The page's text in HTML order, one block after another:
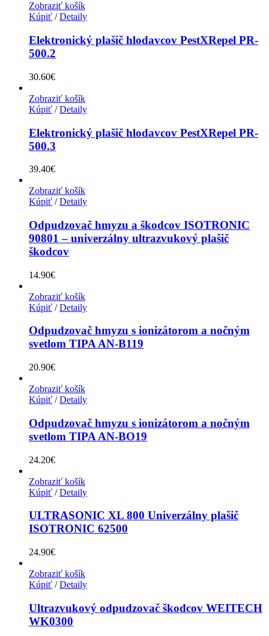
Zobraziť košík
Kúpiť / Detaily
Elektronický plašič hlodavcov PestXRepel PR-
500.2
30.60€
Zobraziť košík
Kúpiť / Detaily
Elektronický plašič hlodavcov PestXRepel PR-
500.3
39.40€
Zobraziť košík
Kúpiť / Detaily
Odpudzovač hmyzu a škodcov ISOTRONIC
90801 – univerzálny ultrazvukový plašič
škodcov
14.90€
Zobraziť košík
Kúpiť / Detaily
Odpudzovač hmyzu s ionizátorom a nočným
svetlom TIPA AN-B119
20.90€
Zobraziť košík
Kúpiť / Detaily
Odpudzovač hmyzu s ionizátorom a nočným
svetlom TIPA AN-BO19
24.20€
Zobraziť košík
Kúpiť / Detaily
ULTRASONIC XL 800 Univerzálny plašič
ISOTRONIC 62500
24.90€
Zobraziť košík
Kúpiť / Detaily
Ultrazvukový odpudzovač škodcov WEITECH
WK0300